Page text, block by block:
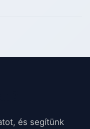
és segítünk